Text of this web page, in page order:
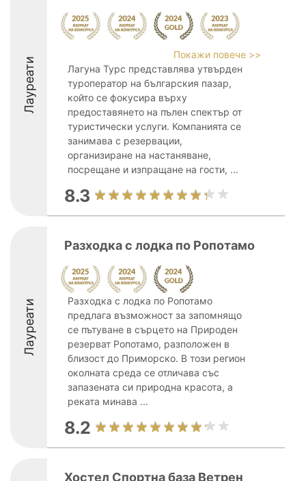
Лауреати
Покажи повече >>
Лагуна Турс представлява утвърден
туроператор на българския пазар,
който се фокусира върху
предоставянето на пълен спектър от
туристически услуги. Компанията се
занимава с резервации,
организиране на настаняване,
посрещане и изпращане на гости, ...
8.3
Лауреати
Разходка с лодка по Ропотамо
Разходка с лодка по Ропотамо
предлага възможност за запомнящо
се пътуване в сърцето на Природен
резерват Ропотамо, разположен в
близост до Приморско. В този регион
околната среда се отличава със
запазената си природна красота, а
реката минава ...
8.2
Хостел Спортна база Ветрен